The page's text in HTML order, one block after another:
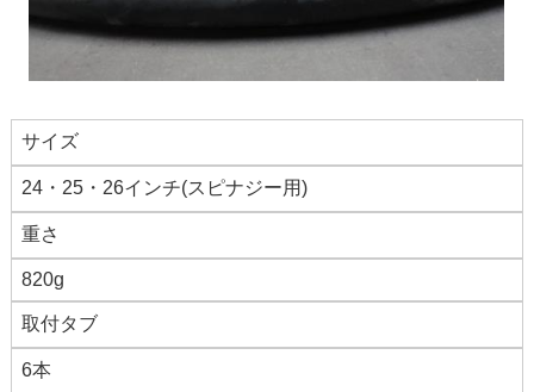
サイズ
24・25・26インチ(スピナジー用)
重さ
820g
取付タブ
6本